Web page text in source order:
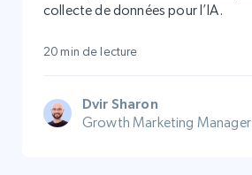
collecte de données pour l’IA.
20 min de lecture
Dvir Sharon
Growth Marketing Manager